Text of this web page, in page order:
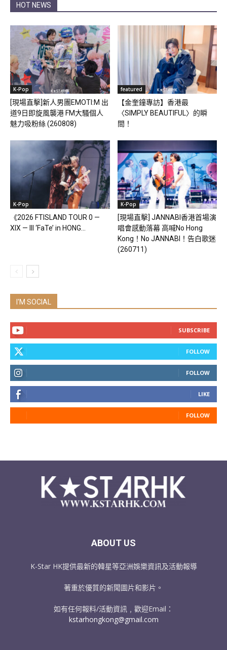
HOT NEWS
K-Pop
[現場直擊]新人男團EMOTI:M 出
道9日即旋風襲港 FM大騷個人
魅力吸粉絲 (260808)
featured
【金奎鐘專訪】香港最
〈SIMPLY BEAUTIFUL〉的瞬
間！
K-Pop
《2026 FTISLAND TOUR 0 —
XIX — III ‘FaTe’ in HONG...
K-Pop
[現場直擊] JANNABI香港首場演
唱會感動落幕 高喊No Hong
Kong！No JANNABI！告白歌迷
(260711)
I'M SOCIAL
SUBSCRIBE
FOLLOW
FOLLOW
LIKE
FOLLOW
ABOUT US
K-Star HK提供最新的韓星等亞洲娛樂資訊及活動報導
著重於優質的新聞圖片和影片。
如有任何報料/活動資訊﹐歡迎Email：
kstarhongkong@gmail.com